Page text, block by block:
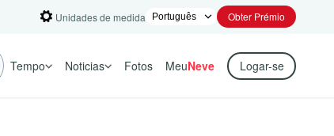
Unidades de medida Obter Prémio
Tempo Noticias Fotos MeuNeve Logar-se